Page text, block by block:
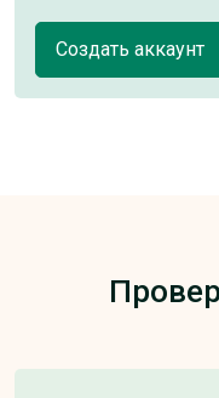
Создать аккаунт